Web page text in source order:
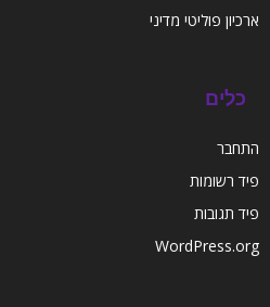
ארכיון פוליטי מדיני
כלים
התחבר
פיד רשומות
פיד תגובות
WordPress.org